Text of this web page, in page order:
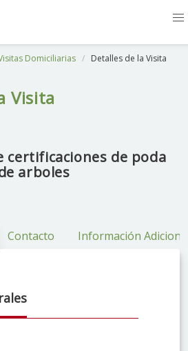
Domiciliarias Detalles de la Visita
Visita
certificaciones de poda
arboles
Contacto Información